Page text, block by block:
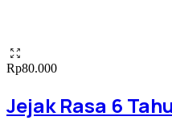
Rp80.000
Jejak Rasa 6